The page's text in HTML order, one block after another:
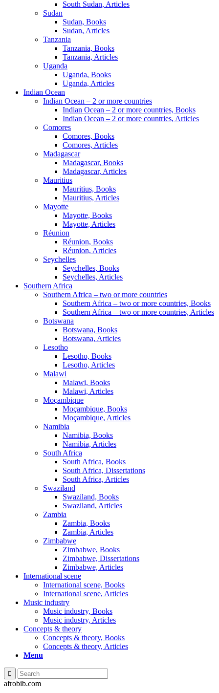
South Sudan, Articles
Sudan
Sudan, Books
Sudan, Articles
Tanzania
Tanzania, Books
Tanzania, Articles
Uganda
Uganda, Books
Uganda, Articles
Indian Ocean
Indian Ocean – 2 or more countries
Indian Ocean – 2 or more countries, Books
Indian Ocean – 2 or more countries, Articles
Comores
Comores, Books
Comores, Articles
Madagascar
Madagascar, Books
Madagascar, Articles
Mauritius
Mauritius, Books
Mauritius, Articles
Mayotte
Mayotte, Books
Mayotte, Articles
Réunion
Réunion, Books
Réunion, Articles
Seychelles
Seychelles, Books
Seychelles, Articles
Southern Africa
Southern Africa – two or more countries
Southern Africa – two or more countries, Books
Southern Africa – two or more countries, Articles
Botswana
Botswana, Books
Botswana, Articles
Lesotho
Lesotho, Books
Lesotho, Articles
Malawi
Malawi, Books
Malawi, Articles
Moçambique
Moçambique, Books
Moçambique, Articles
Namibia
Namibia, Books
Namibia, Articles
South Africa
South Africa, Books
South Africa, Dissertations
South Africa, Articles
Swaziland
Swaziland, Books
Swaziland, Articles
Zambia
Zambia, Books
Zambia, Articles
Zimbabwe
Zimbabwe, Books
Zimbabwe, Dissertations
Zimbabwe, Articles
International scene
International scene, Books
International scene, Articles
Music industry
Music industry, Books
Music industry, Articles
Concepts & theory
Concepts & theory, Books
Concepts & theory, Articles
Menu
afrobib.com